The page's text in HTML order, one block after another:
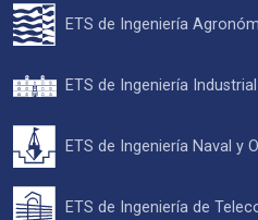
ETS de Ingeniería
ETS de Ingeniería Industrial
ETS de Ingeniería Naval y
ETS de Ingeniería de